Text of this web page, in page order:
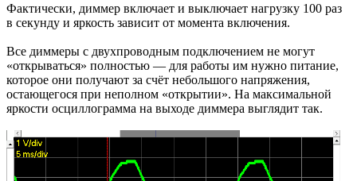
Фактически, диммер включает и выключает нагрузку 100 раз
в секунду и яркость зависит от момента включения.
Все диммеры с двухпроводным подключением не могут
«открываться» полностью — для работы им нужно питание,
которое они получают за счёт небольшого напряжения,
остающегося при неполном «открытии». На максимальной
яркости осциллограмма на выходе диммера выглядит так.